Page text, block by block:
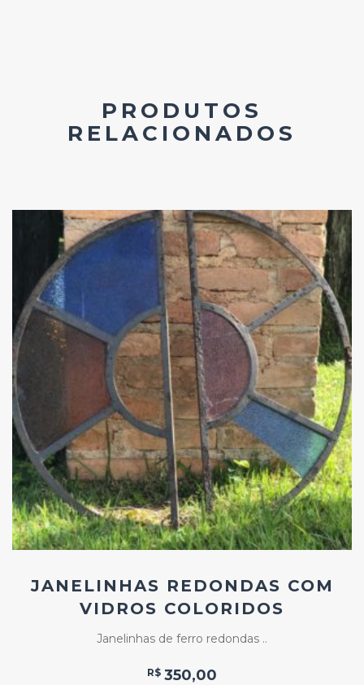
PRODUTOS
RELACIONADOS
ao
Favoritos
JANELINHAS REDONDAS COM
VIDROS COLORIDOS
Janelinhas de ferro redondas ..
R$ 350,00